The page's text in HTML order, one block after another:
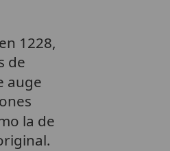
1228,
de
auge
la de